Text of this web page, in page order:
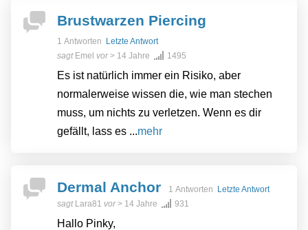
Brustwarzen Piercing
1 Antworten
Letzte Antwort
sagt Emel vor> 14 Jahre 1495
Es ist natürlich immer ein Risiko, aber
normalerweise wissen die, wie man stechen
muss, um nichts zu verletzen. Wenn es dir
gefällt, lass es ...mehr
Dermal Anchor 1 Antworten
Letzte Antwort
sagt Lara81 vor> 14 Jahre 931
Hallo Pinky,